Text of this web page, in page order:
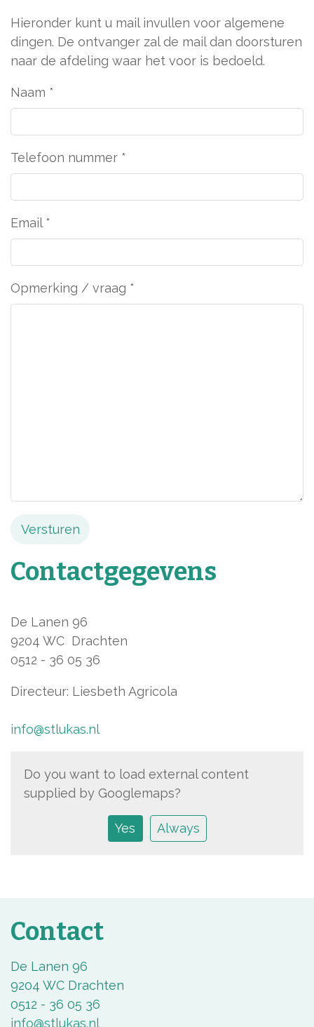
Hieronder kunt u mail invullen voor algemene
dingen. De ontvanger zal de mail dan doorsturen
naar de afdeling waar het voor is bedoeld.
Naam *
Telefoon nummer *
Email *
Opmerking / vraag *
Versturen
Contactgegevens
De Lanen 96
9204 WC Drachten
0512 - 36 05 36
Directeur: Liesbeth Agricola
info@stlukas.nl
Do you want to load external content
supplied by Googlemaps?
Yes Always
Contact
De Lanen 96
9204 WC Drachten
0512 - 36 05 36
info@stlukas.nl